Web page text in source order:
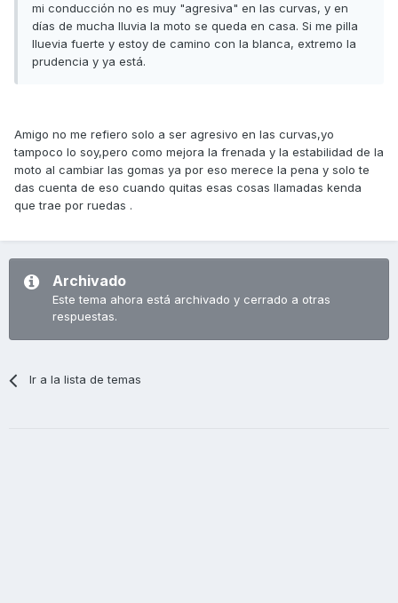
mi conducción no es muy "agresiva" en las curvas, y en
días de mucha lluvia la moto se queda en casa. Si me pilla
lluevia fuerte y estoy de camino con la blanca, extremo la
prudencia y ya está.
Amigo no me refiero solo a ser agresivo en las curvas,yo
tampoco lo soy,pero como mejora la frenada y la estabilidad de la
moto al cambiar las gomas ya por eso merece la pena y solo te
das cuenta de eso cuando quitas esas cosas llamadas kenda
que trae por ruedas .
Archivado
Este tema ahora está archivado y cerrado a otras
respuestas.
Ir a la lista de temas